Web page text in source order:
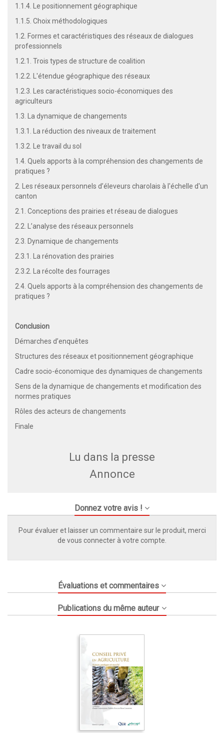
1.1.4. Le positionnement géographique
1.1.5. Choix méthodologiques
1.2. Formes et caractéristiques des réseaux de dialogues
professionnels
1.2.1. Trois types de structure de coalition
1.2.2. L'étendue géographique des réseaux
1.2.3. Les caractéristiques socio-économiques des
agriculteurs
1.3. La dynamique de changements
1.3.1. La réduction des niveaux de traitement
1.3.2. Le travail du sol
1.4. Quels apports à la compréhension des changements de
pratiques ?
2. Les réseaux personnels d’éleveurs charolais à l'échelle d'un
canton
2.1. Conceptions des prairies et réseau de dialogues
2.2. L’analyse des réseaux personnels
2.3. Dynamique de changements
2.3.1. La rénovation des prairies
2.3.2. La récolte des fourrages
2.4. Quels apports à la compréhension des changements de
pratiques ?
Conclusion
Démarches d’enquêtes
Structures des réseaux et positionnement géographique
Cadre socio-économique des dynamiques de changements
Sens de la dynamique de changements et modification des
normes pratiques
Rôles des acteurs de changements
Finale
Lu dans la presse
Annonce
Donnez votre avis !
Pour évaluer et laisser un commentaire sur le produit, merci
de vous connecter à votre compte.
Évaluations et commentaires
Publications du même auteur